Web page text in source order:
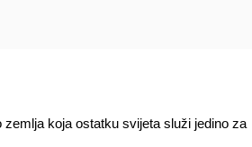
koja ostatku svijeta služi jedino za